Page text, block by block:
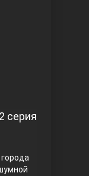
серия